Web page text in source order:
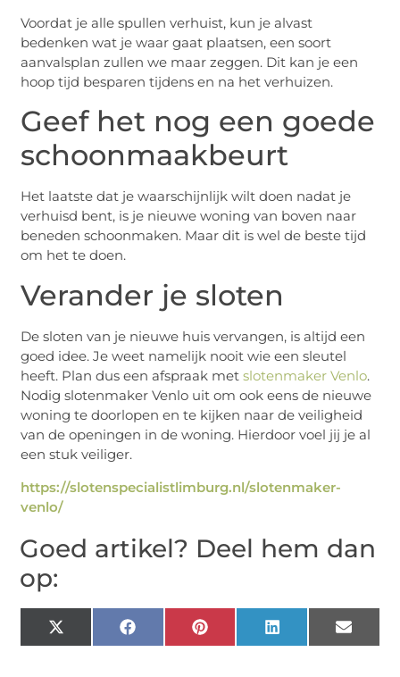
Voordat je alle spullen verhuist, kun je alvast
bedenken wat je waar gaat plaatsen, een soort
aanvalsplan zullen we maar zeggen. Dit kan je een
hoop tijd besparen tijdens en na het verhuizen.
Geef het nog een goede
schoonmaakbeurt
Het laatste dat je waarschijnlijk wilt doen nadat je
verhuisd bent, is je nieuwe woning van boven naar
beneden schoonmaken. Maar dit is wel de beste tijd
om het te doen.
Verander je sloten
De sloten van je nieuwe huis vervangen, is altijd een
goed idee. Je weet namelijk nooit wie een sleutel
heeft. Plan dus een afspraak metslotenmaker Venlo.
Nodig slotenmaker Venlo uit om ook eens de nieuwe
woning te doorlopen en te kijken naar de veiligheid
van de openingen in de woning. Hierdoor voel jij je al
een stuk veiliger.
https://slotenspecialistlimburg.nl/slotenmaker-
venlo/
Goed artikel? Deel hem dan
op:
X
(Twitter)
FacebookPinterestLinkedIn Email